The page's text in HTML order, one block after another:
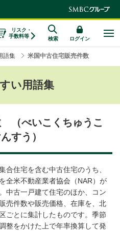
リスク・
手数料等
検索 ログイン
語集 米国中古住宅販売件数
い用語集
（べいこくちゅうこ
すう）
合住宅を含む中古住宅のうち、
全米不動産業者協会（NAR）が
中古一戸建て住宅のほか、コン
売件数や販売価格、在庫を、北
ごとに集計したものです。季節
整をかけた上で年率換算して発